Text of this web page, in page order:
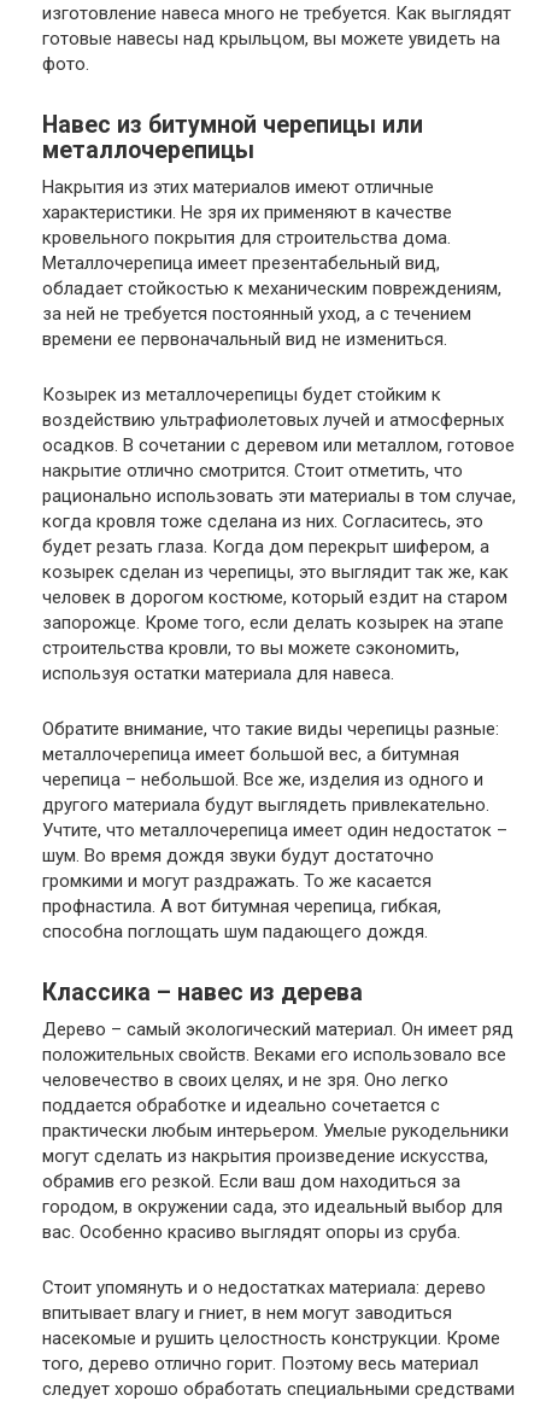
изготовление навеса много не требуется. Как выглядят
готовые навесы над крыльцом, вы можете увидеть на
фото.
Навес из битумной черепицы или
металлочерепицы
Накрытия из этих материалов имеют отличные
характеристики. Не зря их применяют в качестве
кровельного покрытия для строительства дома.
Металлочерепица имеет презентабельный вид,
обладает стойкостью к механическим повреждениям,
за ней не требуется постоянный уход, а с течением
времени ее первоначальный вид не измениться.
Козырек из металлочерепицы будет стойким к
воздействию ультрафиолетовых лучей и атмосферных
осадков. В сочетании с деревом или металлом, готовое
накрытие отлично смотрится. Стоит отметить, что
рационально использовать эти материалы в том случае,
когда кровля тоже сделана из них. Согласитесь, это
будет резать глаза. Когда дом перекрыт шифером, а
козырек сделан из черепицы, это выглядит так же, как
человек в дорогом костюме, который ездит на старом
запорожце. Кроме того, если делать козырек на этапе
строительства кровли, то вы можете сэкономить,
используя остатки материала для навеса.
Обратите внимание, что такие виды черепицы разные:
металлочерепица имеет большой вес, а битумная
черепица – небольшой. Все же, изделия из одного и
другого материала будут выглядеть привлекательно.
Учтите, что металлочерепица имеет один недостаток –
шум. Во время дождя звуки будут достаточно
громкими и могут раздражать. То же касается
профнастила. А вот битумная черепица, гибкая,
способна поглощать шум падающего дождя.
Классика – навес из дерева
Дерево – самый экологический материал. Он имеет ряд
положительных свойств. Веками его использовало все
человечество в своих целях, и не зря. Оно легко
поддается обработке и идеально сочетается с
практически любым интерьером. Умелые рукодельники
могут сделать из накрытия произведение искусства,
обрамив его резкой. Если ваш дом находиться за
городом, в окружении сада, это идеальный выбор для
вас. Особенно красиво выглядят опоры из сруба.
Стоит упомянуть и о недостатках материала: дерево
впитывает влагу и гниет, в нем могут заводиться
насекомые и рушить целостность конструкции. Кроме
того, дерево отлично горит. Поэтому весь материал
следует хорошо обработать специальными средствами